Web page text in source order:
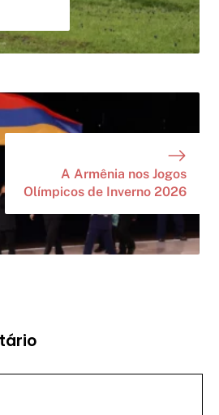
A Armênia nos Jogos
Olímpicos de Inverno 2026